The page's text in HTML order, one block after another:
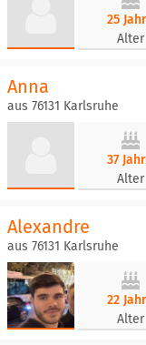
25
Alter
Anna
aus 76131 Karlsruhe
37
Alter
Alexandre
aus 76131 Karlsruhe
22
Alter